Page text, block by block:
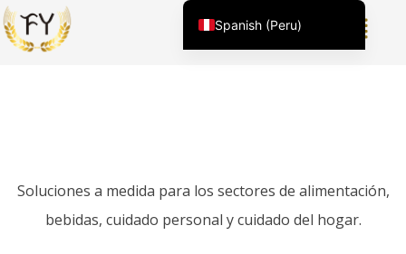
Soluciones a medida para los sectores de alimentación,
bebidas, cuidado personal y cuidado del hogar.
Spanish (Peru)
English (United States)
Kazakh